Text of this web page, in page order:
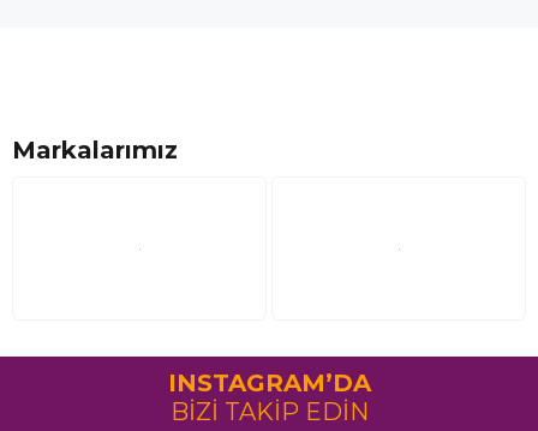
Markalarımız
INSTAGRAM’DA
BİZİ TAKİP EDİN